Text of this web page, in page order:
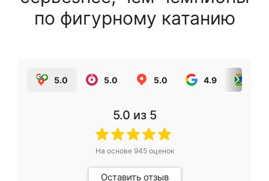
по фигурному катанию
5.0 5.0 5.0 4.9
5.0 из 5
На основе 945оценок
Оставить отзыв